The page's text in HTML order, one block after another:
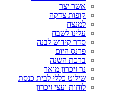
אשר יצר
קופות צדקה
למנצח
עלינו לשבח
סדר קידוש לבנה
פרנס היום
ברכת השנה
נר זיכרון מואר
שילוט כללי לבית כנסת
לוחות ועצי זיכרון